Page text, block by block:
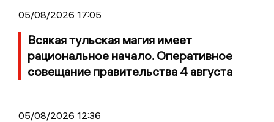
05/08/2026 17:05
Всякая тульская магия имеет
рациональное начало. Оперативное
совещание правительства 4 августа
05/08/2026 12:36